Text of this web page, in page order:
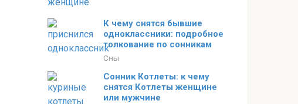
К чему снятся бывшие
одноклассники: подробное
толкование по сонникам
Сны
Сонник Котлеты: к чему
снятся Котлеты женщине
или мужчине